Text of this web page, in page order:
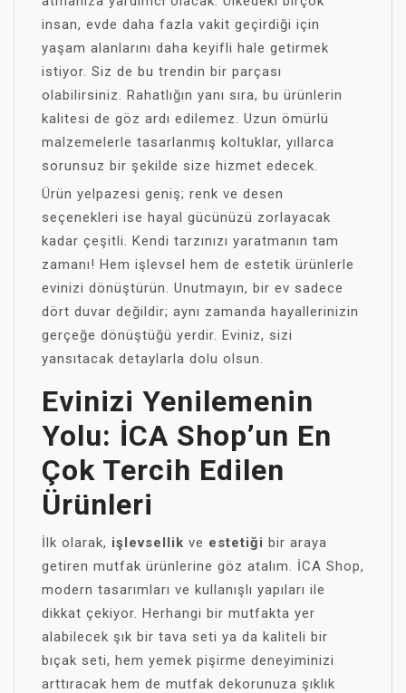
insan, evde daha fazla vakit geçirdiği için
yaşam alanlarını daha keyifli hale getirmek
istiyor. Siz de bu trendin bir parçası
olabilirsiniz. Rahatlığın yanı sıra, bu ürünlerin
kalitesi de göz ardı edilemez. Uzun ömürlü
malzemelerle tasarlanmış koltuklar, yıllarca
sorunsuz bir şekilde size hizmet edecek.
Ürün yelpazesi geniş; renk ve desen
seçenekleri ise hayal gücünüzü zorlayacak
kadar çeşitli. Kendi tarzınızı yaratmanın tam
zamanı! Hem işlevsel hem de estetik ürünlerle
evinizi dönüştürün. Unutmayın, bir ev sadece
dört duvar değildir; aynı zamanda hayallerinizin
gerçeğe dönüştüğü yerdir. Eviniz, sizi
yansıtacak detaylarla dolu olsun.
Evinizi Yenilemenin
Yolu: İCA Shop’un En
Çok Tercih Edilen
Ürünleri
İlk olarak, işlevsellik ve estetiği bir araya
getiren mutfak ürünlerine göz atalım. İCA Shop,
modern tasarımları ve kullanışlı yapıları ile
dikkat çekiyor. Herhangi bir mutfakta yer
alabilecek şık bir tava seti ya da kaliteli bir
bıçak seti, hem yemek pişirme deneyiminizi
arttıracak hem de mutfak dekorunuza şıklık